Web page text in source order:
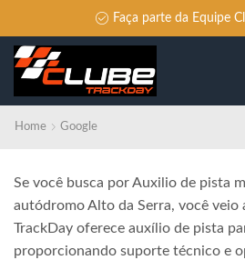
Faça parte da Equipe
Home Google
Se você busca por Auxilio de pista
autódromo Alto da Serra, você veio
TrackDay oferece auxílio de pista
proporcionando suporte técnico e